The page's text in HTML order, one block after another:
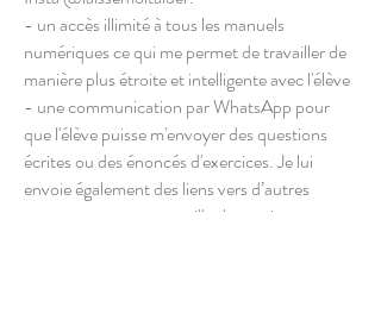
- un accès illimité à tous les manuels
numériques ce qui me permet de travailler de
manière plus étroite et intelligente avec l'élève
- une communication par WhatsApp pour
que l'élève puisse m'envoyer des questions
écrites ou des énoncés d'exercices. Je lui
envoie également des liens vers d’autres
ressources pour retravailler les notions.